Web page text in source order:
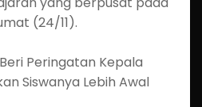
(24/11).
Peringatan Kepala
Siswanya Lebih Awal